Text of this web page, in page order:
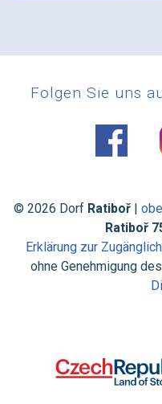
Folgen Sie uns
© 2026 Dorf Ratiboř |
Ratiboř
Erklärung zur
ohne Genehmigung